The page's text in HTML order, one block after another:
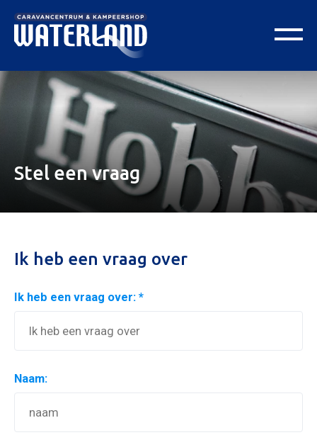
Stel een vraag
Ik heb een vraag over
Ik heb een vraag over: *
Naam: